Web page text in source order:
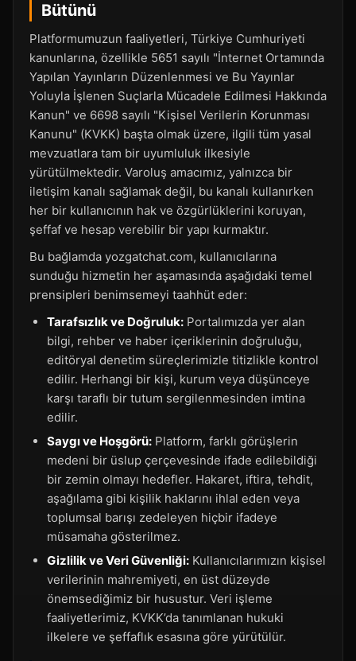
Bütünü
Platformumuzun faaliyetleri, Türkiye Cumhuriyeti
kanunlarına, özellikle 5651 sayılı "İnternet Ortamında
Yapılan Yayınların Düzenlenmesi ve Bu Yayınlar
Yoluyla İşlenen Suçlarla Mücadele Edilmesi Hakkında
Kanun" ve 6698 sayılı "Kişisel Verilerin Korunması
Kanunu" (KVKK) başta olmak üzere, ilgili tüm yasal
mevzuatlara tam bir uyumluluk ilkesiyle
yürütülmektedir. Varoluş amacımız, yalnızca bir
iletişim kanalı sağlamak değil, bu kanalı kullanırken
her bir kullanıcının hak ve özgürlüklerini koruyan,
şeffaf ve hesap verebilir bir yapı kurmaktır.
Bu bağlamda yozgatchat.com, kullanıcılarına
sunduğu hizmetin her aşamasında aşağıdaki temel
prensipleri benimsemeyi taahhüt eder:
Tarafsızlık ve Doğruluk: Portalımızda yer alan
bilgi, rehber ve haber içeriklerinin doğruluğu,
editöryal denetim süreçlerimizle titizlikle kontrol
edilir. Herhangi bir kişi, kurum veya düşünceye
karşı taraflı bir tutum sergilenmesinden imtina
edilir.
Saygı ve Hoşgörü: Platform, farklı görüşlerin
medeni bir üslup çerçevesinde ifade edilebildiği
bir zemin olmayı hedefler. Hakaret, iftira, tehdit,
aşağılama gibi kişilik haklarını ihlal eden veya
toplumsal barışı zedeleyen hiçbir ifadeye
müsamaha gösterilmez.
Gizlilik ve Veri Güvenliği: Kullanıcılarımızın kişisel
verilerinin mahremiyeti, en üst düzeyde
önemsediğimiz bir husustur. Veri işleme
faaliyetlerimiz, KVKK’da tanımlanan hukuki
ilkelere ve şeffaflık esasına göre yürütülür.